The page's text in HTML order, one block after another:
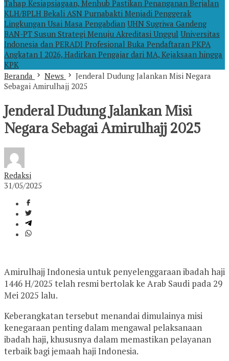
Tahap Kesiapsiagaan, Menhub Pastikan Penanganan Berjalan
KLH/BPLH Bekali ASN Purnabakti Menjadi Penggerak
Lingkungan Usai Masa Pengabdian UHN Sugriwa Gandeng
BAN-PT Susun Strategi Menuju Akreditasi Unggul Universitas
Indonesia dan PERADI Profesional Buka Pendaftaran PKPA
Angkatan I 2026, Hadirkan Pengajar dari MA, Kejaksaan hingga
KPK
Beranda
News
Jenderal Dudung Jalankan Misi Negara
Sebagai Amirulhajj 2025
Jenderal Dudung Jalankan Misi
Negara Sebagai Amirulhajj 2025
Redaksi
31/05/2025
Amirulhajj Indonesia untuk penyelenggaraan ibadah haji
1446 H/2025 telah resmi bertolak ke Arab Saudi pada 29
Mei 2025 lalu.
Keberangkatan tersebut menandai dimulainya misi
kenegaraan penting dalam mengawal pelaksanaan
ibadah haji, khususnya dalam memastikan pelayanan
terbaik bagi jemaah haji Indonesia.